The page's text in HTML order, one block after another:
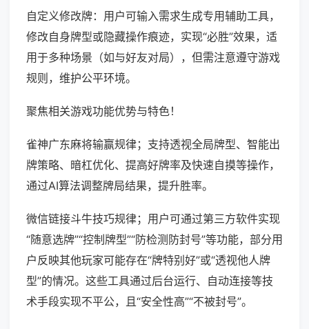
自定义修改牌：用户可输入需求生成专用辅助工具，
修改自身牌型或隐藏操作痕迹，实现“必胜”效果，适
用于多种场景（如与好友对局），但需注意遵守游戏
规则，维护公平环境。
聚焦相关游戏功能优势与特色！
雀神广东麻将输赢规律；支持透视全局牌型、智能出
牌策略、暗杠优化、提高好牌率及快速自摸等操作，
通过AI算法调整牌局结果，提升胜率。
微信链接斗牛技巧规律；用户可通过第三方软件实现
“随意选牌”“控制牌型”“防检测防封号”等功能，部分用
户反映其他玩家可能存在“牌特别好”或“透视他人牌
型”的情况。这些工具通过后台运行、自动连接等技
术手段实现不平公，且“安全性高”“不被封号”。